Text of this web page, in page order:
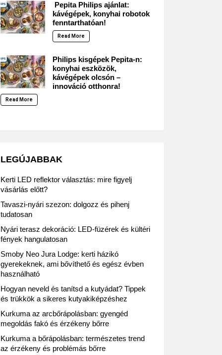
Pepita Philips ajánlat:
kávégépek, konyhai robotok
fenntarthatóan!
Read More
Philips kisgépek Pepita-n:
konyhai eszközök,
kávégépek olcsón –
innováció otthonra!
Read More
LEGÚJABBAK
Kerti LED reflektor választás: mire figyelj
vásárlás előtt?
Tavaszi-nyári szezon: dolgozz és pihenj
tudatosan
Nyári terasz dekoráció: LED-füzérek és kültéri
fények hangulatosan
Smoby Neo Jura Lodge: kerti házikó
gyerekeknek, ami bővíthető és egész évben
használható
Hogyan neveld és tanítsd a kutyádat? Tippek
és trükkök a sikeres kutyakiképzéshez
Kurkuma az arcbőrápolásban: gyengéd
megoldás fakó és érzékeny bőrre
Kurkuma a bőrápolásban: természetes trend
az érzékeny és problémás bőrre